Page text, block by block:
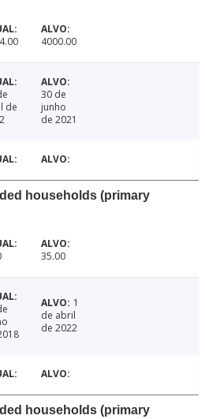
4000.00
de
30 de
junho
de 2021
households (primary
35.00
1
de abril
de 2022
households (primary